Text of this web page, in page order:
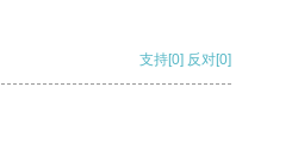
支持[0] 反对[0]